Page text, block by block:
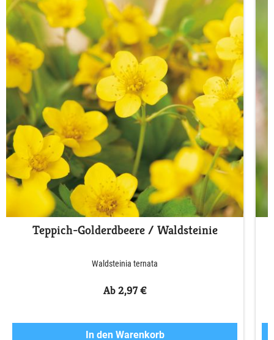
Teppich-Golderdbeere / Waldsteinie
Waldsteinia ternata
Ab 2,97 €
In den Warenkorb